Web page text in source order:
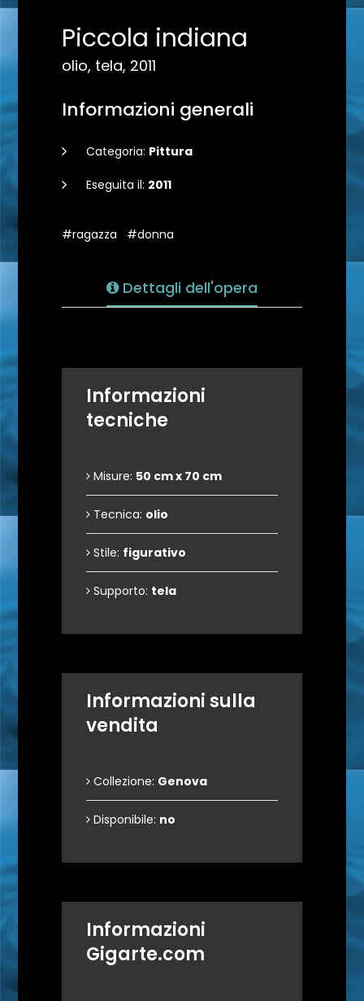
Piccola indiana
olio, tela, 2011
Informazioni generali
Categoria: Pittura
Eseguita il: 2011
#ragazza #donna
Dettagli dell'opera
Informazioni
tecniche
Misure: 50 cm x 70 cm
Tecnica: olio
Stile: figurativo
Supporto: tela
Informazioni sulla
vendita
Collezione: Genova
Disponibile: no
Informazioni
Gigarte.com